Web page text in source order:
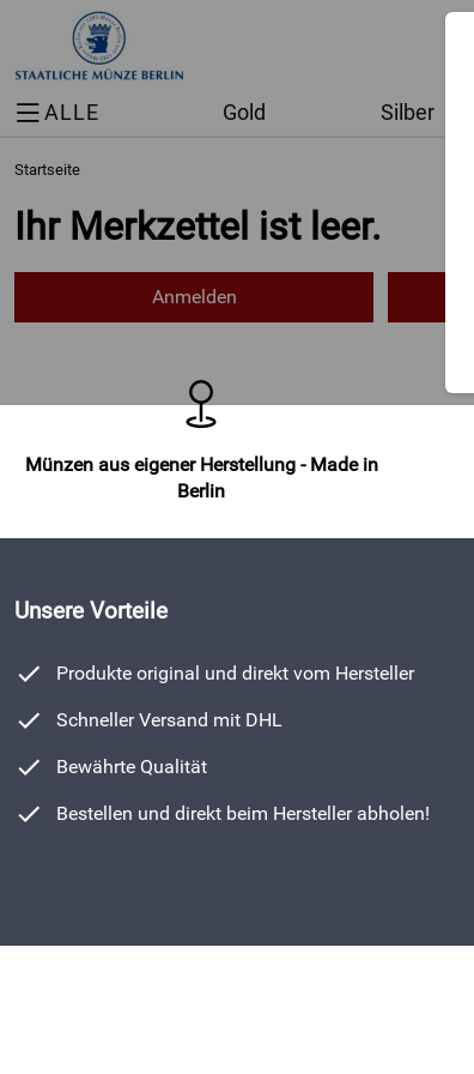
ALLE Gold Silber
Startseite
Ihr Merkzettel ist leer.
Anmelden
Münzen aus eigener Herstellung - Made in
Berlin
Unsere Vorteile
Produkte original und direkt vom Hersteller
Schneller Versand mit DHL
Bewährte Qualität
Bestellen und direkt beim Hersteller abholen!